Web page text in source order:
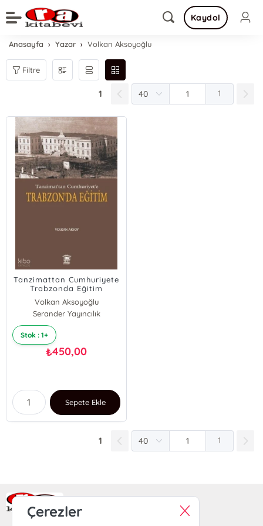
Kaydol
Anasayfa Yazar Volkan Aksoyoğlu
Filtre
1 1
Tanzimattan Cumhuriyete
Trabzonda Eğitim
Volkan Aksoyoğlu
Serander Yayıncılık
Stok : 1+
₺450,00
Sepete Ekle
1 1
Ra Yayın Kitabevi
Çerezler